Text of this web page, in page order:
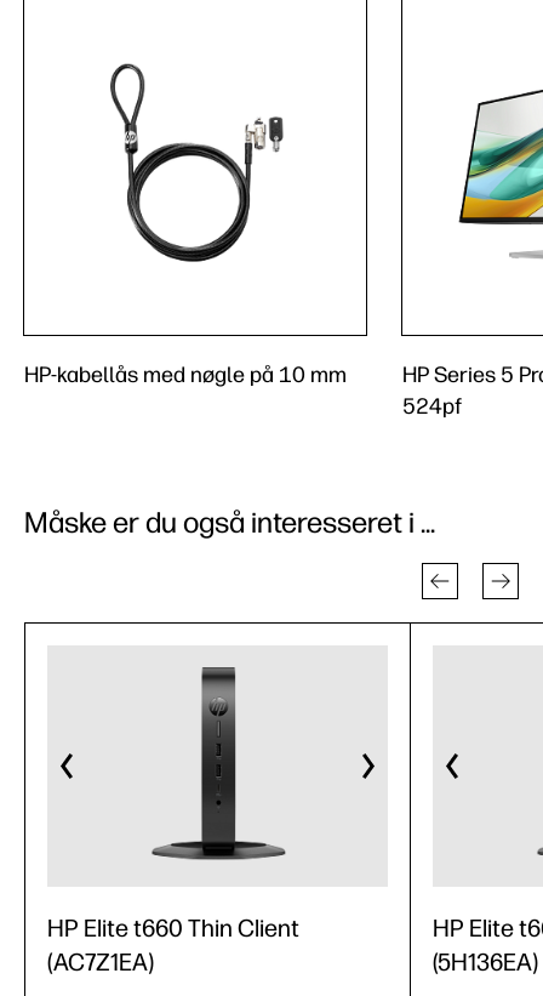
HP-kabellås med nøgle på 10 mm
HP Series 5
524pf
Måske er du også interesseret i ...
HP Elite t660 Thin Client
(AC7Z1EA)
HP Elite
(5H136EA)